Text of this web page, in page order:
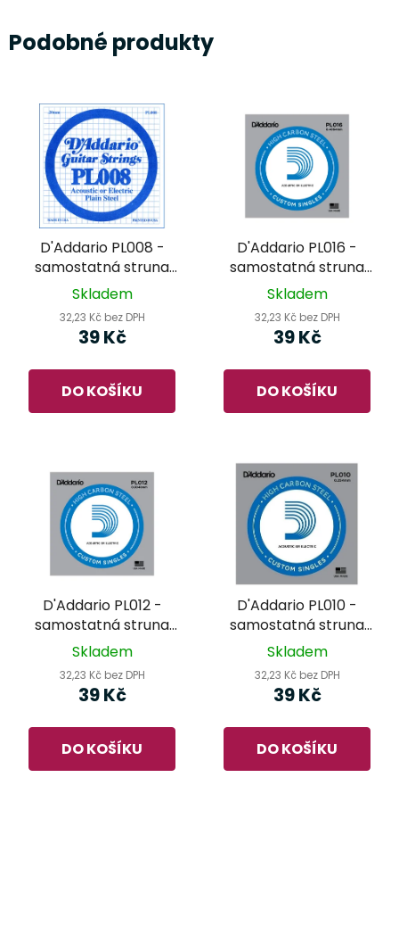
Podobné produkty
D'Addario PL008 -
samostatná struna
pro kytaru
Skladem
32,23 Kč bez DPH
39 Kč
DO KOŠÍKU
D'Addario PL016 -
samostatná struna
pro kytaru
Skladem
32,23 Kč bez DPH
39 Kč
DO KOŠÍKU
D'Addario PL012 -
samostatná struna
pro kytaru
Skladem
32,23 Kč bez DPH
39 Kč
DO KOŠÍKU
D'Addario PL010 -
samostatná struna
pro kytaru
Skladem
32,23 Kč bez DPH
39 Kč
DO KOŠÍKU